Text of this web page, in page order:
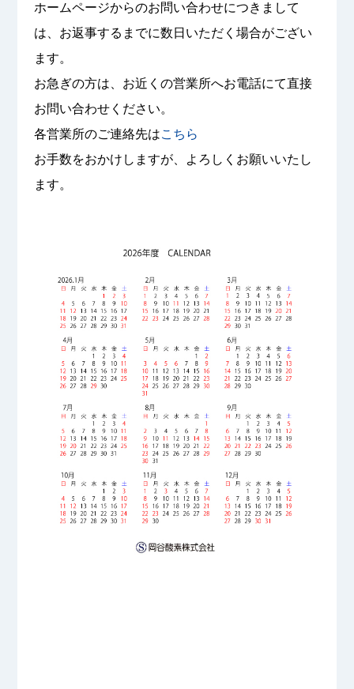
ホームページからのお問い合わせにつきまして
は、お返事するまでに数日いただく場合がござい
ます。
お急ぎの方は、お近くの営業所へお電話にて直接
お問い合わせください。
各営業所のご連絡先はこちら
お手数をおかけしますが、よろしくお願いいたし
ます。